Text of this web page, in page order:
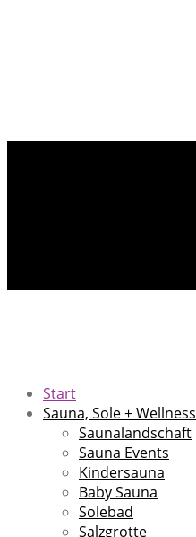
Start
Sauna, Sole + Wellness
Saunalandschaft
Sauna Events
Kindersauna
Baby Sauna
Solebad
Salzgrotte